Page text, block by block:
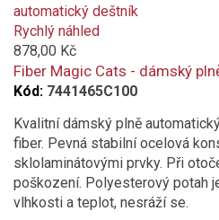
květinový
plná barva
proužek
puntík
s motivem
is
added
to
compare
Rychlý náhled
878,00 Kč
Fiber Magic Cats - dámský
Kód: 7441465C100
Kvalitní dámský plně
fiber. Pevná stabilní ocelová
sklolaminátovými prvky. Při
poškození. Polyesterový potah
vlhkosti a teplot, nesráží se.